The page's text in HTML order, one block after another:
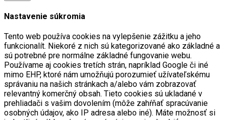
Nastavenie súkromia
Tento web používa cookies na vylepšenie zážitku a jeho
funkcionalít. Niekoré z nich sú kategorizované ako základné a
sú potrebné pre normálne základné fungovanie webu.
Používame aj cookies tretích strán, napríklad Google či iné
mimo EHP, ktoré nám umožňujú porozumieť užívateľskému
správaniu na našich stránkach a/alebo vám zobrazovať
relevantný komerčný obsah. Tieto cookies sú ukladané v
prehliadači s vašim dovolením (môže zahŕňať spracúvanie
osobných údajov, ako IP adresa alebo iné). Máte možnosť si